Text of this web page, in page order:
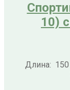
10)
Длина: